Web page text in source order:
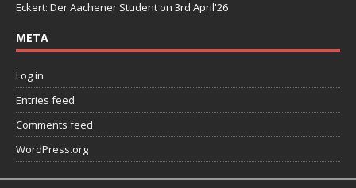
Eckert: Der Aachener Student on 3rd April'26
META
Log in
Entries feed
Comments feed
WordPress.org